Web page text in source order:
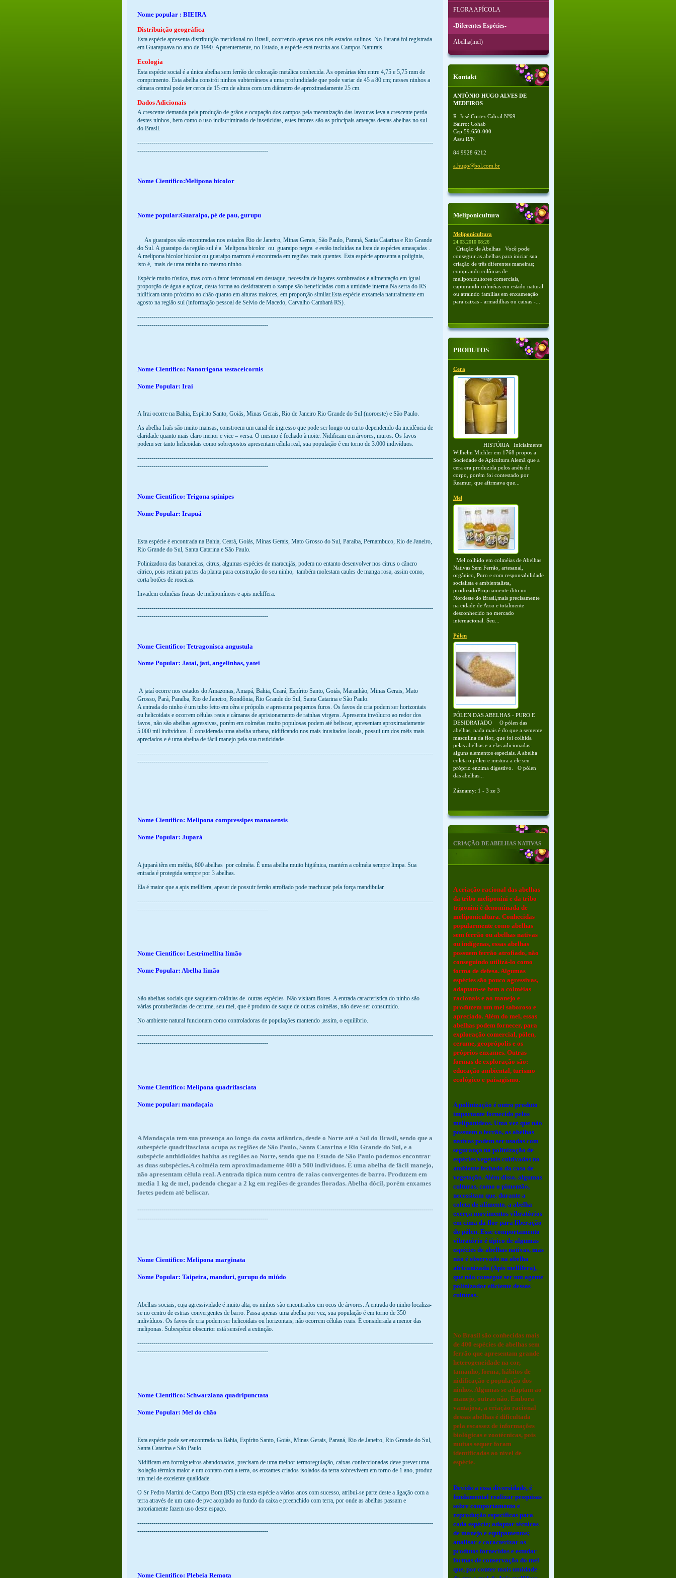
Nome popular : BIEIRA
Distribuição geográfica
Esta espécie apresenta distribuição meridional no Brasil, ocorrendo apenas nos três estados sulinos. No Paraná foi registrada
em Guarapuava no ano de 1990. Aparentemente, no Estado, a espécie está restrita aos Campos Naturais.
Ecologia
Esta espécie social é a única abelha sem ferrão de coloração metálica conhecida. As operárias têm entre 4,75 e 5,75 mm de
comprimento. Esta abelha constrói ninhos subterrâneos a uma profundidade que pode variar de 45 a 80 cm; nesses ninhos a
câmara central pode ter cerca de 15 cm de altura com um diâmetro de aproximadamente 25 cm.
Dados Adicionais
A crescente demanda pela produção de grãos e ocupação dos campos pela mecanização das lavouras leva a crescente perda
destes ninhos, bem como o uso indiscriminado de inseticidas, estes fatores são as principais ameaças destas abelhas no sul
do Brasil.
---------------------------------------------------------------------------------------------------------------------------------------------------
-----------------------------------------------------------------
Nome Cientifico:Melipona bicolor
Nome popular:Guaraipo, pé de pau, gurupu
As guaraipos são encontradas nos estados Rio de Janeiro, Minas Gerais, São Paulo, Paraná, Santa Catarina e Rio Grande
do Sul. A guaraipo da região sul é a Melipona bicolor ou guaraipo negra e estão incluídas na lista de espécies ameaçadas .
A melipona bicolor bicolor ou guaraipo marrom é encontrada em regiões mais quentes. Esta espécie apresenta a poliginia,
isto é, mais de uma rainha no mesmo ninho.
Espécie muito rústica, mas com o fator feromonal em destaque, necessita de lugares sombreados e alimentação em igual
proporção de água e açúcar, desta forma ao desidratarem o xarope são beneficiadas com a umidade interna.Na serra do RS
nidificam tanto próximo ao chão quanto em alturas maiores, em proporção similar.Esta espécie enxameia naturalmente em
agosto na região sul (informação pessoal de Selvio de Macedo, Carvalho Cambará RS).
---------------------------------------------------------------------------------------------------------------------------------------------------
-----------------------------------------------------------------
Nome Cientifico: Nanotrigona testaceicornis
Nome Popular: Iraí
A Irai ocorre na Bahia, Espírito Santo, Goiás, Minas Gerais, Rio de Janeiro Rio Grande do Sul (noroeste) e São Paulo.
As abelha Iraís são muito mansas, constroem um canal de ingresso que pode ser longo ou curto dependendo da incidência de
claridade quanto mais claro menor e vice – versa. O mesmo é fechado à noite. Nidificam em árvores, muros. Os favos
podem ser tanto helicoidais como sobrepostos apresentam célula real, sua população é em torno de 3.000 indivíduos.
---------------------------------------------------------------------------------------------------------------------------------------------------
-----------------------------------------------------------------
Nome Cientifico: Trigona spinipes
Nome Popular: Irapuá
Esta espécie é encontrada na Bahia, Ceará, Goiás, Minas Gerais, Mato Grosso do Sul, Paraíba, Pernambuco, Rio de Janeiro,
Rio Grande do Sul, Santa Catarina e São Paulo.
Polinizadora das bananeiras, citrus, algumas espécies de maracujás, podem no entanto desenvolver nos citrus o câncro
cítrico, pois retiram partes da planta para construção do seu ninho, também molestam caules de manga rosa, assim como,
corta botões de roseiras.
Invadem colméias fracas de meliponíneos e apis meliffera.
---------------------------------------------------------------------------------------------------------------------------------------------------
-----------------------------------------------------------------
Nome Cientifico: Tetragonisca angustula
Nome Popular: Jataí, jati, angelinhas, yatei
A jataí ocorre nos estados do Amazonas, Amapá, Bahia, Ceará, Espírito Santo, Goiás, Maranhão, Minas Gerais, Mato
Grosso, Pará, Paraíba, Rio de Janeiro, Rondônia, Rio Grande do Sul, Santa Catarina e São Paulo.
A entrada do ninho é um tubo feito em cêra e própolis e apresenta pequenos furos. Os favos de cria podem ser horizontais
ou helicoidais e ocorrem células reais e câmaras de aprisionamento de rainhas virgens. Apresenta invólucro ao redor dos
favos, não são abelhas agressivas, porém em colméias muito populosas podem até beliscar, apresentam aproximadamente
5.000 mil indivíduos. É considerada uma abelha urbana, nidificando nos mais inusitados locais, possui um dos méis mais
apreciados e é uma abelha de fácil manejo pela sua rusticidade.
---------------------------------------------------------------------------------------------------------------------------------------------------
-----------------------------------------------------------------
Nome Cientifico: Melipona compressipes manaoensis
Nome Popular: Jupará
A jupará têm em média, 800 abelhas por colméia. É uma abelha muito higiênica, mantém a colméia sempre limpa. Sua
entrada é protegida sempre por 3 abelhas.
Ela é maior que a apis mellifera, apesar de possuir ferrão atrofiado pode machucar pela força mandibular.
---------------------------------------------------------------------------------------------------------------------------------------------------
-----------------------------------------------------------------
Nome Cientifico: Lestrimellita limão
Nome Popular: Abelha limão
São abelhas sociais que saqueiam colônias de outras espécies Não visitam flores. A entrada característica do ninho são
várias protuberâncias de cerume, seu mel, que é produto de saque de outras colméias, não deve ser consumido.
No ambiente natural funcionam como controladoras de populações mantendo ,assim, o equilíbrio.
---------------------------------------------------------------------------------------------------------------------------------------------------
-----------------------------------------------------------------
Nome Cientifico: Melipona quadrifasciata
Nome popular: mandaçaia
A Mandaçaia tem sua presença ao longo da costa atlântica, desde o Norte até o Sul do Brasil, sendo que a
subespécie quadrifasciata ocupa as regiões de São Paulo, Santa Catarina e Rio Grande do Sul, e a
subspécie anthidioides habita as regiões ao Norte, sendo que no Estado de São Paulo podemos encontrar
as duas subspécies.A colméia tem aproximadamente 400 a 500 indivíduos. É uma abelha de fácil manejo,
não apresentam célula real. A entrada típica num centro de raias convergentes de barro. Produzem em
media 1 kg de mel, podendo chegar a 2 kg em regiões de grandes floradas. Abelha dócil, porém enxames
fortes podem até beliscar.
---------------------------------------------------------------------------------------------------------------------------------------------------
-----------------------------------------------------------------
Nome Cientifico: Melipona marginata
Nome Popular: Taipeira, manduri, gurupu do miúdo
Abelhas sociais, cuja agressividade é muito alta, os ninhos são encontrados em ocos de árvores. A entrada do ninho localiza-
se no centro de estrias convergentes de barro. Passa apenas uma abelha por vez, sua população é em torno de 350
indivíduos. Os favos de cria podem ser helicoidais ou horizontais; não ocorrem células reais. É considerada a menor das
meliponas. Subespécie obscurior está sensível a extinção.
---------------------------------------------------------------------------------------------------------------------------------------------------
-----------------------------------------------------------------
Nome Cientifico: Schwarziana quadripunctata
Nome Popular: Mel do chão
Esta espécie pode ser encontrada na Bahia, Espírito Santo, Goiás, Minas Gerais, Paraná, Rio de Janeiro, Rio Grande do Sul,
Santa Catarina e São Paulo.
Nidificam em formigueiros abandonados, precisam de uma melhor termoregulação, caixas confeccionadas deve prever uma
isolação térmica maior e um contato com a terra, os enxames criados isolados da terra sobrevivem em torno de 1 ano, produz
um mel de excelente qualidade.
O Sr Pedro Martini de Campo Bom (RS) cria esta espécie a vários anos com sucesso, atribui-se parte deste a ligação com a
terra através de um cano de pvc acoplado ao fundo da caixa e preenchido com terra, por onde as abelhas passam e
notoriamente fazem uso deste espaço.
---------------------------------------------------------------------------------------------------------------------------------------------------
-----------------------------------------------------------------
Nome Cientifico: Plebeia Remota
FLORA APÍCOLA
-Diferentes Espécies-
Abelha(mel)
Kontakt
ANTÔNIO HUGO ALVES DE
MEDEIROS
R: José Cortez Cabral Nº69
Bairro: Cohab
Cep:59.650-000
Assu R/N
84 9928 6212
a.hugo@bol.com.br
Meliponicultura
Meliponicultura
24.03.2010 08:26
Criação de Abelhas Você pode
conseguir as abelhas para iniciar sua
criação de três diferentes maneiras;
comprando colônias de
meliponicultores comerciais,
capturando colméias em estado natural
ou atraindo famílias em enxameação
para caixas - armadilhas ou caixas -...
PRODUTOS
Cera
HISTÓRIA Inicialmente
Wilhelm Michler em 1768 propos a
Sociedade de Apicultura Alemã que a
cera era produzida pelos anéis do
corpo, porém foi contestado por
Reamur, que afirmava que...
Mel
Mel colhido em colméias de Abelhas
Nativas Sem Ferrão, artesanal,
orgânico, Puro e com responsabilidade
socialista e ambientalista,
produzidoPropriamente dito no
Nordeste do Brasil,mais precisamente
na cidade de Assu e totalmente
desconhecido no mercado
internacional. Seu...
Pólen
PÓLEN DAS ABELHAS - PURO E
DESIDRATADO O pólen das
abelhas, nada mais é do que a semente
masculina da flor, que foi colhida
pelas abelhas e a elas adicionadas
alguns elementos especiais. A abelha
coleta o pólen e mistura a ele seu
próprio enzima digestivo. O pólen
das abelhas...
Záznamy: 1 - 3 ze 3
CRIAÇÃO DE ABELHAS NATIVAS
A criação racional das abelhas
da tribo meliponini e da tribo
trigonini é denominada de
meliponicultura. Conhecidas
popularmente como abelhas
sem ferrão ou abelhas nativas
ou indígenas, essas abelhas
possuem ferrão atrofiado, não
conseguindo utilizá-lo como
forma de defesa. Algumas
espécies são pouco agressivas,
adaptam-se bem a colméias
racionais e ao manejo e
produzem um mel saboroso e
apreciado. Além do mel, essas
abelhas podem fornecer, para
exploração comercial, pólen,
cerume, geoprópolis e os
próprios enxames. Outras
formas de exploração são:
educação ambiental, turismo
ecológico e paisagismo.
A polinização é outro produto
importante fornecido pelos
meliponideos. Uma vez que não
possuem o ferrão, as abelhas
nativas podem ser usadas com
segurança na polinização de
espécies vegetais cultivadas no
ambiente fechado da casa de
vegetação. Além disso, algumas
culturas, como o pimentão,
necessitam que, durante a
coleta de alimento, a abelha
exerça movimentos vibratórios
em cima da flor para liberação
do pólen. Esse comportamento
vibratório é típico de algumas
espécies de abelhas nativas, mas
não é observado na abelha
africanizada (Apis mellifera),
que não consegue ser um agente
polinizador eficiente dessas
culturas.
No Brasil são conhecidas mais
de 400 espécies de abelhas sem
ferrão que apresentam grande
heterogeneidade na cor,
tamanho, forma, hábitos de
nidificação e população dos
ninhos. Algumas se adaptam ao
manejo, outras não. Embora
vantajosa, a criação racional
dessas abelhas é dificultada
pela escassez de informações
biológicas e zootécnicas, pois
muitas sequer foram
identificadas ao nível de
espécie.
Devido a essa diversidade, é
fundamental realizar pesquisas
sobre comportamento e
reprodução específicas para
cada espécie; adaptar técnicas
de manejo e equipamentos;
analisar e caracterizar os
produtos fornecidos e estudar
formas de conservação do mel
que, por conter mais umidade